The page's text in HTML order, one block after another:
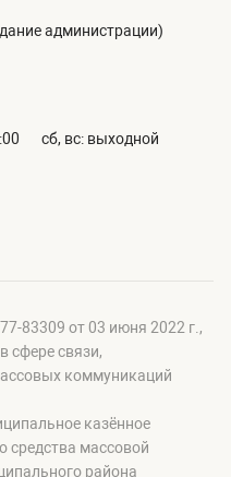
администрации)
сб, вс: выходной
83309 от 03 июня 2022 г.,
сфере связи,
коммуникаций
казённое
средства массовой
района